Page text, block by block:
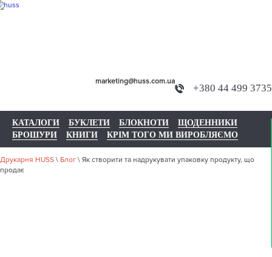
+380 44 499 3735
marketing@huss.com.ua
КАТАЛОГИ БУКЛЕТИ БЛОКНОТИ
ЩОДЕННИКИ
БРОШУРИ
КНИГИ КРІМ ТОГО МИ ВИРОБЛЯЄМО
Друкарня HUSS \ Блог \ Як створити та надрукувати упаковку продукту, що
продає